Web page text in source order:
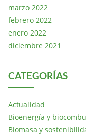
marzo 2022
febrero 2022
enero 2022
diciembre 2021
CATEGORÍAS
Actualidad
Bioenergía y
Biomasa y